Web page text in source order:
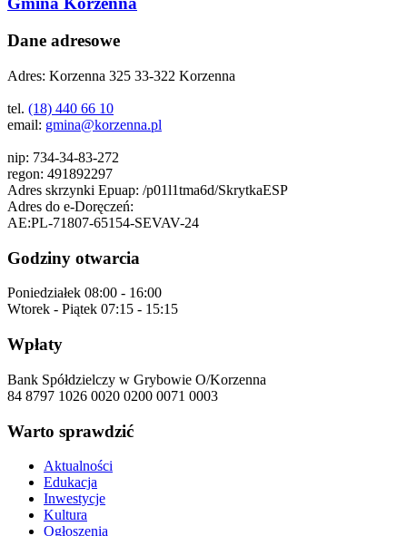
Dane adresowe
Adres: Korzenna 325 33-322 Korzenna
tel. (18) 440 66 10
email: gmina@korzenna.pl
nip: 734-34-83-272
regon: 491892297
Adres skrzynki Epuap: /p01l1tma6d/SkrytkaESP
Adres do e-Doręczeń:
AE:PL-71807-65154-SEVAV-24
Godziny otwarcia
Poniedziałek 08:00 - 16:00
Wtorek - Piątek 07:15 - 15:15
Wpłaty
Bank Spółdzielczy w Grybowie O/Korzenna
84 8797 1026 0020 0200 0071 0003
Warto sprawdzić
Aktualności
Edukacja
Inwestycje
Kultura
Ogłoszenia